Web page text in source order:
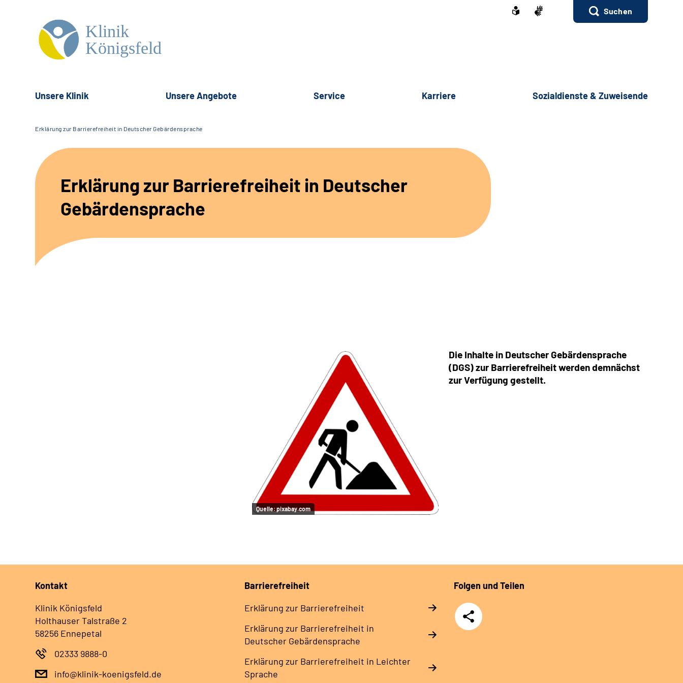
Suchen
Unsere Klinik Unsere Angebote Service Karriere Sozialdienste & Zuweisende
Erklärung zur Barrierefreiheit in Deutscher Gebärdensprache
Erklärung zur Barrierefreiheit in Deutscher
Gebärdensprache
Quelle: pixabay.com
Die Inhalte in DeutscherGebärdensprache
(DGS) zur Barrierefreiheit werden demnächst
zur Verfügung gestellt.
Kontakt
Klinik Königsfeld
Holthauser Talstraße 2
58256 Ennepetal
02333 9888-0
info@klinik-koenigsfeld.de
Barrierefreiheit
Erklärung zur Barrierefreiheit
Erklärung zur Barrierefreiheit in
Deutscher Gebärdensprache
Erklärung zur Barrierefreiheit in Leichter
Sprache
Folgen und Teilen
Teilen